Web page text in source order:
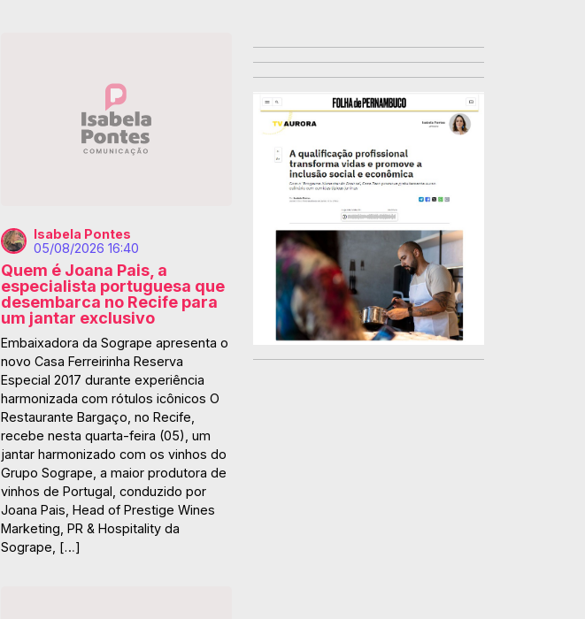
Isabela Pontes
05/08/2026 16:40
Quem é Joana Pais, a
especialista portuguesa que
desembarca no Recife para
um jantar exclusivo
Embaixadora da Sogrape apresenta o
novo Casa Ferreirinha Reserva
Especial 2017 durante experiência
harmonizada com rótulos icônicos O
Restaurante Bargaço, no Recife,
recebe nesta quarta-feira (05), um
jantar harmonizado com os vinhos do
Grupo Sogrape, a maior produtora de
vinhos de Portugal, conduzido por
Joana Pais, Head of Prestige Wines
Marketing, PR & Hospitality da
Sogrape, […]